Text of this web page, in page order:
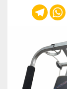
WhatsApp
Telegram